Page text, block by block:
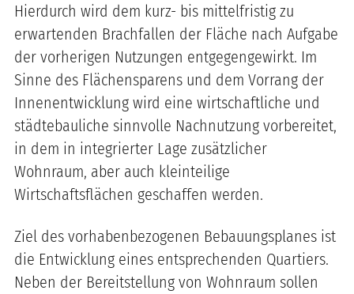
Hierdurch wird dem kurz- bis mittelfristig zu
erwartenden Brachfallen der Fläche nach Aufgabe
der vorherigen Nutzungen entgegengewirkt. Im
Sinne des Flächensparens und dem Vorrang der
Innenentwicklung wird eine wirtschaftliche und
städtebauliche sinnvolle Nachnutzung vorbereitet,
in dem in integrierter Lage zusätzlicher
Wohnraum, aber auch kleinteilige
Wirtschaftsflächen geschaffen werden.
Ziel des vorhabenbezogenen Bebauungsplanes ist
die Entwicklung eines entsprechenden Quartiers.
Neben der Bereitstellung von Wohnraum sollen